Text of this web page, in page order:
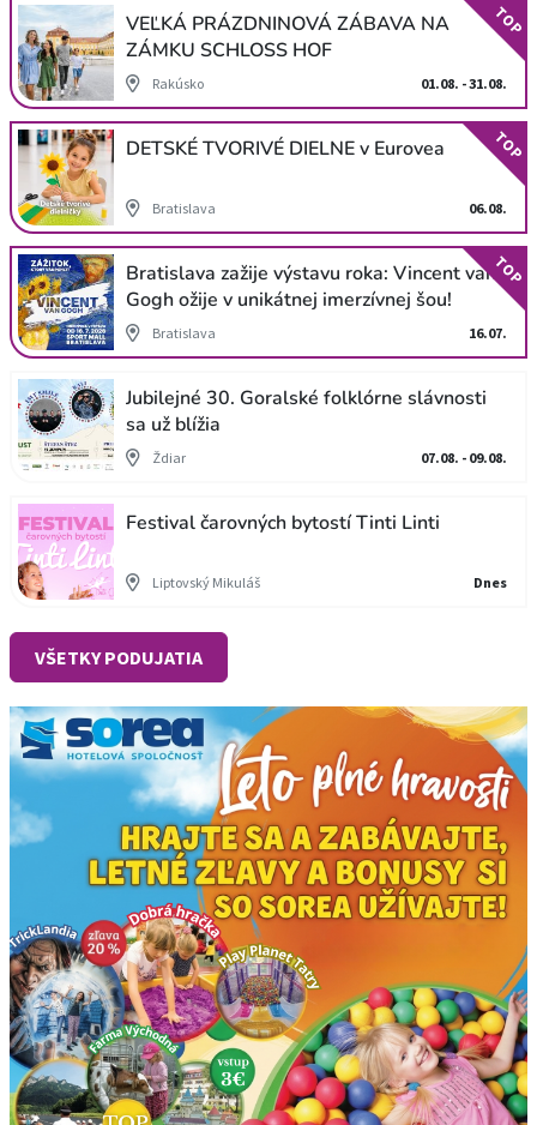
VEĽKÁ PRÁZDNINOVÁ ZÁBAVA NA
ZÁMKU SCHLOSS HOF
Rakúsko 01.08. - 31.08.
TOP
DETSKÉ TVORIVÉ DIELNE v Eurovea
Bratislava 06.08.
TOP
Bratislava zažije výstavu roka: Vincent van
Gogh ožije v unikátnej imerzívnej šou!
Bratislava 16.07.
TOP
Jubilejné 30. Goralské folklórne slávnosti
sa už blížia
Ždiar 07.08. - 09.08.
Festival čarovných bytostí Tinti Linti
Liptovský Mikuláš Dnes
VŠETKY PODUJATIA